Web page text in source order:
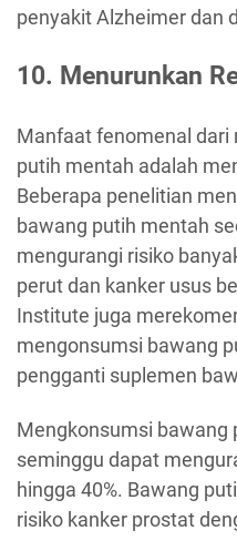
penyakit Alzheimer dan
10. Menurunkan
Manfaat fenomenal dari
putih mentah adalah
Beberapa penelitian
bawang putih mentah
mengurangi risiko
perut dan kanker usus
Institute juga
mengonsumsi bawang
pengganti suplemen
Mengkonsumsi bawang
seminggu dapat
hingga 40%. Bawang
risiko kanker prostat